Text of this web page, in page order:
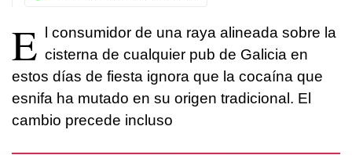
E
l consumidor de una raya alineada sobre la
cisterna de cualquier pub de Galicia en
estos días de fiesta ignora que la cocaína que
esnifa ha mutado en su origen tradicional. El
cambio precede incluso